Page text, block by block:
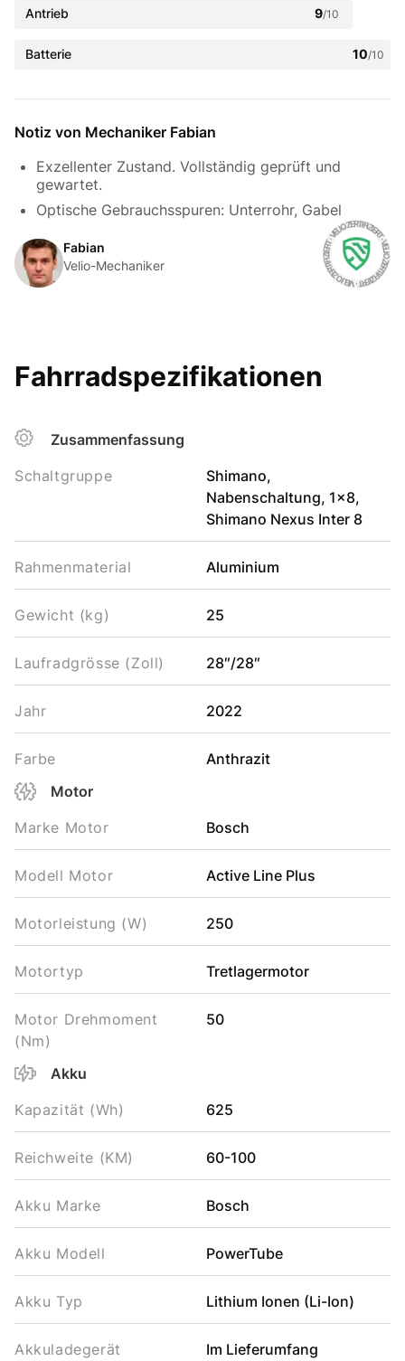
Antrieb 9/10
Batterie 10/10
Notiz von Mechaniker Fabian
Exzellenter Zustand. Vollständig geprüft und
gewartet.
Optische Gebrauchsspuren: Unterrohr, Gabel
Fabian
Velio-Mechaniker
Fahrradspezifikationen
Zusammenfassung
Schaltgruppe
Shimano,
Nabenschaltung, 1x8,
Shimano Nexus Inter 8
Rahmenmaterial Aluminium
Gewicht (kg) 25
Laufradgrösse (Zoll) 28″/28″
Jahr 2022
Farbe
Anthrazit
Motor
Marke Motor
Bosch
Modell Motor Active Line Plus
Motorleistung (W) 250
Motortyp Tretlagermotor
Motor Drehmoment
(Nm)
50
Akku
Kapazität (Wh)
625
Reichweite (KM) 60-100
Akku Marke Bosch
Akku Modell PowerTube
Akku Typ Lithium Ionen (Li-Ion)
Akkuladegerät Im Lieferumfang